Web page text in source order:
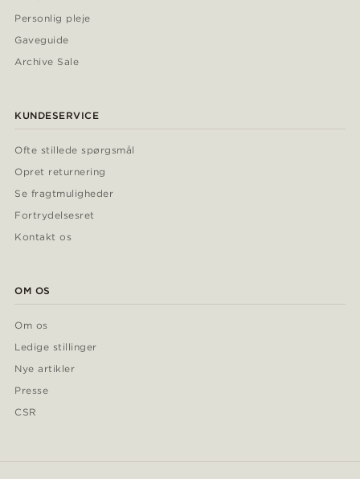
Personlig pleje
Gaveguide
Archive Sale
KUNDESERVICE
Ofte stillede spørgsmål
Opret returnering
Se fragtmuligheder
Fortrydelsesret
Kontakt os
OM OS
Om os
Ledige stillinger
Nye artikler
Presse
CSR